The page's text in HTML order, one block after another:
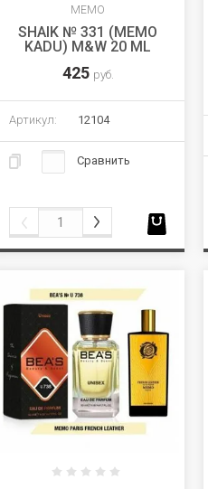
MEMO
SHAIK № 331 (MEMO
KADU) M&W 20 ML
425 руб.
Артикул: 12104
Сравнить